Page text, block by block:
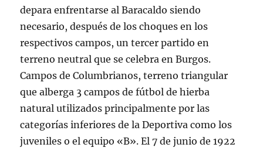
depara enfrentarse al Baracaldo siendo
necesario, después de los choques en los
respectivos campos, un tercer partido en
terreno neutral que se celebra en Burgos.
Campos de Columbrianos, terreno triangular
que alberga 3 campos de fútbol de hierba
natural utilizados principalmente por las
categorías inferiores de la Deportiva como los
juveniles o el equipo «B». El 7 de junio de 1922